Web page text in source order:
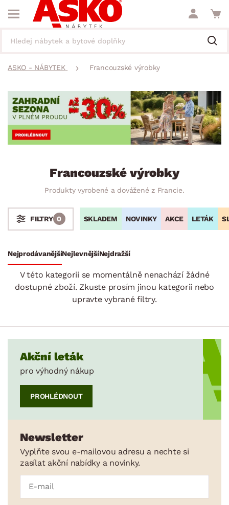
ASKO - NÁBYTEK Francouzské výrobky
Francouzské výrobky
Produkty vyrobené a dovážené z Francie.
SKLADOVOST
SKLADEM NOVINKY AKCE LETÁK
FILTRY 0
NejprodávanějšíNejlevnějšíNejdražší
V této kategorii se momentálně nenachází žádné
dostupné zboží. Zkuste prosím jinou kategorii nebo
upravte vybrané filtry.
Akční leták
pro výhodný nákup
PROHLÉDNOUT
Newsletter
Vyplňte svou e-mailovou adresu a nechte si
zasílat akční nabídky a novinky.